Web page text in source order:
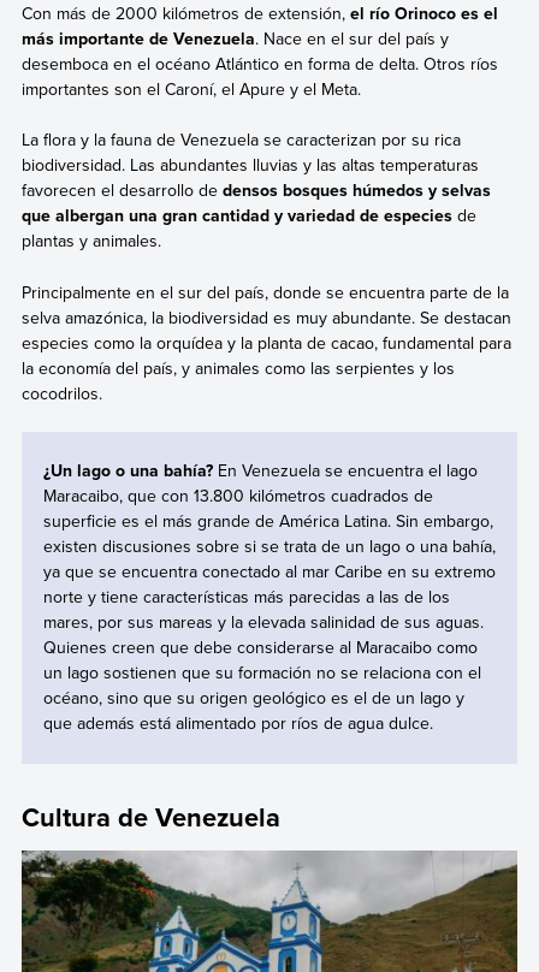
Con más de 2000 kilómetros de extensión, el río Orinoco es el
más importante de Venezuela. Nace en el sur del país y
desemboca en el océano Atlántico en forma de delta. Otros ríos
importantes son el Caroní, el Apure y el Meta.
La flora y la fauna de Venezuela se caracterizan por su rica
biodiversidad. Las abundantes lluvias y las altas temperaturas
favorecen el desarrollo de densos bosques húmedos y selvas
que albergan una gran cantidad y variedad de especies de
plantas y animales.
Principalmente en el sur del país, donde se encuentra parte de la
selva amazónica, la biodiversidad es muy abundante. Se destacan
especies como la orquídea y la planta de cacao, fundamental para
la economía del país, y animales como las serpientes y los
cocodrilos.
¿Un lago o una bahía?En Venezuela se encuentra el lago
Maracaibo, que con 13.800 kilómetros cuadrados de
superficie es el más grande de América Latina. Sin embargo,
existen discusiones sobre si se trata de un lago o una bahía,
ya que se encuentra conectado al mar Caribe en su extremo
norte y tiene características más parecidas a las de los
mares, por sus mareas y la elevada salinidad de sus aguas.
Quienes creen que debe considerarse al Maracaibo como
un lago sostienen que su formación no se relaciona con el
océano, sino que su origen geológico es el de un lago y
que además está alimentado por ríos de agua dulce.
Cultura de Venezuela